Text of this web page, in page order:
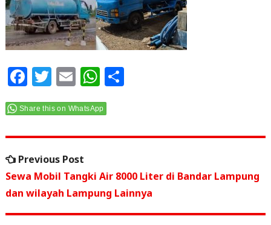
F
a
c
e
b
o
o
k
T
w
itt
e
r
E
m
ai
l
W
h
at
s
p
p
S
e
Share this on WhatsApp
Navigasi
pos
Previous PostPrevious
post:
Sewa Mobil Tangki Air 8000 Liter di Bandar Lampung
dan wilayah Lampung Lainnya